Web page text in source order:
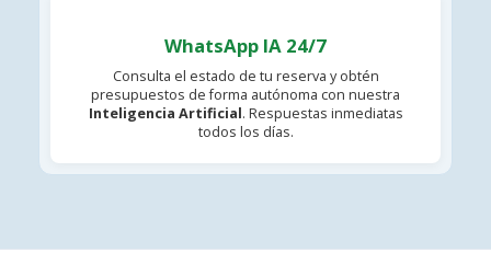
WhatsApp IA 24/7
Consulta el estado de tu reserva y obtén
presupuestos de forma autónoma con nuestra
Inteligencia Artificial. Respuestas inmediatas
todos los días.